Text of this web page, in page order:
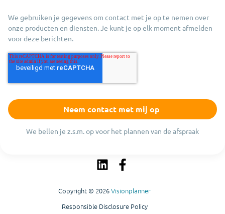
We gebruiken je gegevens om contact met je op te nemen over
onze producten en diensten. Je kunt je op elk moment afmelden
voor deze berichten.
We bellen je z.s.m. op voor het plannen van de afspraak
Copyright © 2026Visionplanner
Responsible Disclosure Policy